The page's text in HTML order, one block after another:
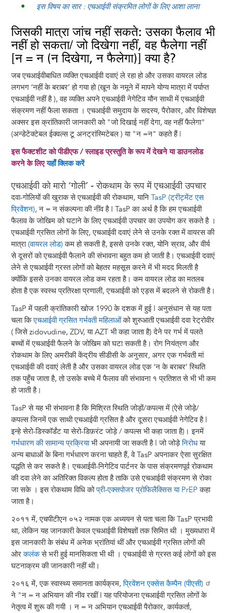
इस विषय का सार : एचआईवी संक्रमित लोगों के लिए आशा लाना
जिसकी मात्रा जांच नहीं सकते: उसका फैलाव भी
नहीं हो सकता/ जो दिखेगा नहीं, वह फैलेगा नहीं
[न = न (न दिखेगा, न फैलेगा)] क्या है?
जब एचआईवीबाधित व्यक्ति एचआईवी दवाएं ले रहा हो और उसका वायरल लोड
लगभग ‘नहीं के बराबर’ हो गया हो (खून के नमूने में मापने योग्य मात्रा में पर्याप्त
एचआईवी नहीं है ), वह व्यक्ति अपने एचआईवी नेगेटिव यौन साथी में एचआईवी
संक्रमण नहीं फैला सकता । एचआईवी समुदाय के सदस्य, पैरोकार, और विशेषज्ञ
अक्सर इस क्रांतिकारी जानकारी को "जो दिखाई नहीं देगा, वह नहीं फैलेगा"
(अन्डेटेक्टेबल ईक्वल्स टू अनट्रांस्मिटेबल ) या "न =न" कहते हैं |
इस फैक्टशीट को पीडीएफ / स्लाइड प्रस्तुति के रूप में देखने या डाउनलोड
करने के लिएयहाँ क्लिक करें
एचआईवी को मारो ‘गोली’ - रोकथाम के रूप में एचआईवी उपचार
दवा-गोलियों की खुराक से एचआईवी की रोकथाम, यानि TasP (ट्रीट्मेंट एस
प्रिवेंशन), न = न संकल्पना की नींव है I TasP का अर्थ है कि हम एचआईवी
फैलाव के जोखिम को घटाने के लिए एचआईवी उपचार का उपयोग कर सकते है ।
एचआईवी ग्रसित लोगों के लिए, एचआईवी दवाएं लेने से उनके रक्त में वायरस की
मात्रा(वायरल लोड) कम हो सकती है, इससे उनके रक्त, योनि स्राव, और वीर्य
से दूसरों को एचआईवी फैलाने की संभावना बहुत कम हो जाती है। एचआईवी दवाएं
लेने से एचआईवी ग्रस्त लोगों को बेहतर महसूस करने में भी मदद मिलती है
क्योंकि इससे उनका वायरल लोड कम रहता है। कम वायरल लोड का मतलब
होता है एक स्वस्थ प्रतिरक्षा प्रणाली, एचआईवी को एड्स में बदलने से रोकती है।
TasP में पहली क्रांतिकारी खोज 1990 के दशक में हुई l अनुसंधान से यह पता
चला किएचआईवी ग्रसित गर्भवती महिलाओंको शुरुआती एचआईवी दवा रेट्रोवीर
( जिसे zidovudine, ZDV, या AZT भी कहा जाता है) देने पर गर्भ में पलते
बच्चों में एचआईवी फैलने के जोखिम को घटा सकती है। रोग नियंत्रण और
रोकथाम के लिए अमरीकी केंद्रीय सीडीसी के अनुसार, अगर एक गर्भवती मां
एचआईवी की दवाएं लेती है और उसका वायरल लोड एक ‘न के बराबर’ स्थिति
तक पहुँच जाता है, तो उसके बच्चे में फैलाव की संभावना १ प्रतिशत से भी भी कम
हो जाती है।
TasP से यह भी संभावना है कि मिश्रित स्थिति जोड़ों/कपल्स में (ऐसे जोड़े/
कपल्स जिनमें एक साथी एचआईवी ग्रसित है और दूसरा एचआईवी नेगेटिव है l
इन्हे सेरो-डिस्कॉर्डंट या सेरो-डिफ़रंट जोड़े / कपल्स भी कहा जाता है)। इनमें
गर्भधारण की सामान्य प्रक्रियाभी अपनायी जा सकती है l जो जोड़ेनिरोधया
अन्य बाधाओं के बिना गर्भधारण करना चाहते हैं, वे TasP अपनाकर ऐसा सुरक्षित
पद्धति से कर सकते है। एचआईवी-निगेटिव पार्टनर के पास संक्रमणपूर्व रोकथाम
की दवा लेने का अतिरिक्त विकल्प होता है ताकि उसे एचआईवी संक्रमण से रोका
जा सके । इस रोकथाम विधि कोप्री-एक्सपोजर प्रोफिलैक्सिस या PrEP कहा
जाता है।
२०११ में, एचपीटीएन ०५२ नामक एक अध्ययन से पता चला कि TasP प्रभावी
था, लेकिन यह जानकारी केवल एचआईवी विशेषज्ञों तक सिमित थी । मुख्यधारा में
इस जानकारी के संबंध में अनेक भ्रांतियां थीं और एचआईवी ग्रसित लोगों की
ओरकलंकसे भरी हुई मानसिकता भी थी । एचआईवी से ग्रस्त कई लोगों को इस
घटनाक्रम की जानकारी नहीं थी।
२०१६ में, एक स्वास्थ्य समानता कार्यक्रम,प्रिवेंशन एक्सेस कैम्पैन (पीएसी)
ने "न = न अभियान की नीव रखीं I यह परियोजना एचआईवी ग्रसित लोगों के
नेतृत्व में शुरू की गयी । न = न अभियान एचआईवी पैरोकार, कार्यकर्ता,